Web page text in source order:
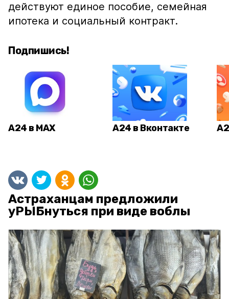
действуют единое пособие, семейная
ипотека и социальный контракт.
Подпишись!
А24 в MAX А24 в Вконтакте
Астраханцам предложили
уРЫБнуться при виде воблы